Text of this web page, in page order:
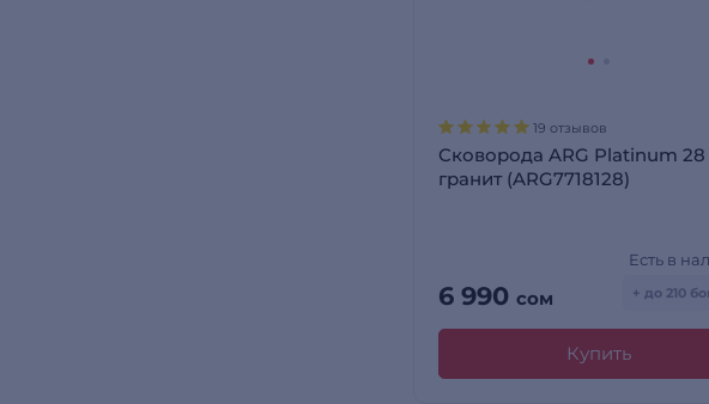
19 отзывов
Cковорода ARG Platinum
гранит (ARG7718128)
6 990 сом
Есть в
+ до 210
Купить